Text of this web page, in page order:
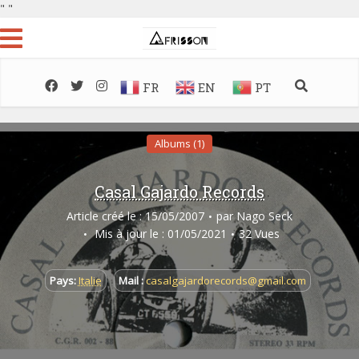
" "
FR EN PT
Albums (1)
Casal Gajardo Records
Article créé le : 15/05/2007 par Nago Seck
Mis à jour le : 01/05/2021
32 Vues
Pays: Italie Mail :casalgajardorecords@gmail.com